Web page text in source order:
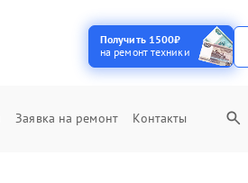
Получить 1500₽
на ремонт техники
Заявка на ремонт Контакты